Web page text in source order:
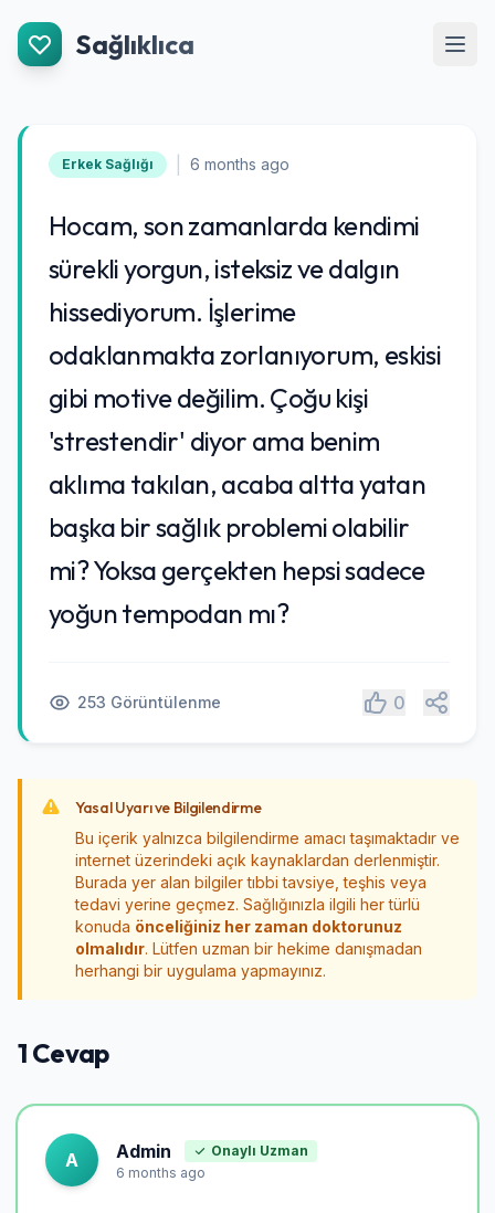
İçeriğe Git
Sağlıklıca
Erkek Sağlığı 6 months ago
Hocam, son zamanlarda kendimi
sürekli yorgun, isteksiz ve dalgın
hissediyorum. İşlerime
odaklanmakta zorlanıyorum, eskisi
gibi motive değilim. Çoğu kişi
'strestendir' diyor ama benim
aklıma takılan, acaba altta yatan
başka bir sağlık problemi olabilir
mi? Yoksa gerçekten hepsi sadece
yoğun tempodan mı?
253 Görüntülenme 0 Paylaş
Yasal Uyarı ve Bilgilendirme
Bu içerik yalnızca bilgilendirme amacı taşımaktadır ve
internet üzerindeki açık kaynaklardan derlenmiştir.
Burada yer alan bilgiler tıbbi tavsiye, teşhis veya
tedavi yerine geçmez. Sağlığınızla ilgili her türlü
konuda önceliğiniz her zaman doktorunuz
olmalıdır. Lütfen uzman bir hekime danışmadan
herhangi bir uygulama yapmayınız.
1 Cevap
A Admin
Onaylı Uzman
6 months ago